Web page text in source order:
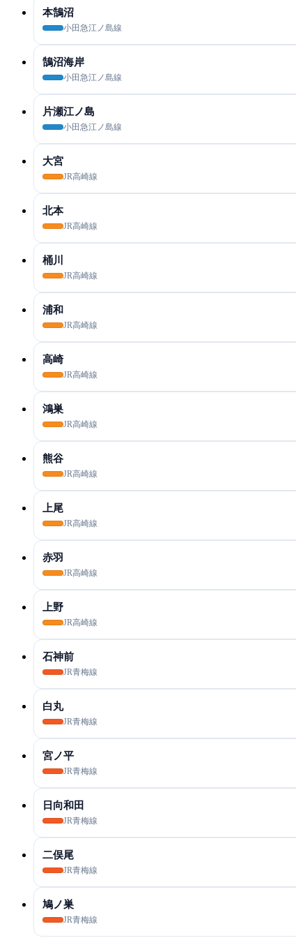
本鵠沼
小田急江ノ島線
鵠沼海岸
小田急江ノ島線
片瀬江ノ島
小田急江ノ島線
大宮
JR高崎線
北本
JR高崎線
桶川
JR高崎線
浦和
JR高崎線
高崎
JR高崎線
鴻巣
JR高崎線
熊谷
JR高崎線
上尾
JR高崎線
赤羽
JR高崎線
上野
JR高崎線
石神前
JR青梅線
白丸
JR青梅線
宮ノ平
JR青梅線
日向和田
JR青梅線
二俣尾
JR青梅線
鳩ノ巣
JR青梅線